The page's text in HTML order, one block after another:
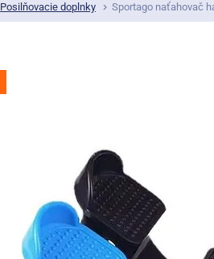
Posilňovacie doplnky Sportago naťahovač